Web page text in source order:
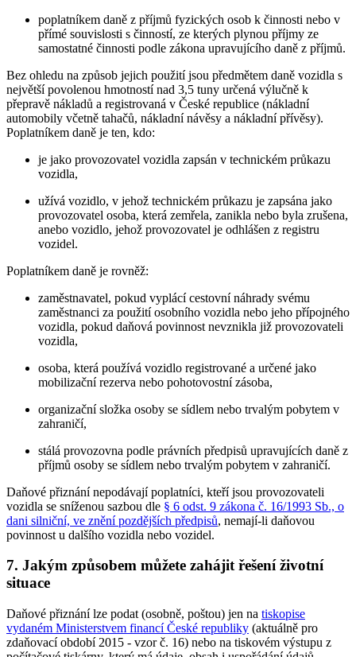
poplatníkem daně z příjmů fyzických osob k činnosti nebo v
přímé souvislosti s činností, ze kterých plynou příjmy ze
samostatné činnosti podle zákona upravujícího daně z příjmů.
Bez ohledu na způsob jejich použití jsou předmětem daně vozidla s
největší povolenou hmotností nad 3,5 tuny určená výlučně k
přepravě nákladů a registrovaná v České republice (nákladní
automobily včetně tahačů, nákladní návěsy a nákladní přívěsy).
Poplatníkem daně je ten, kdo:
je jako provozovatel vozidla zapsán v technickém průkazu
vozidla,
užívá vozidlo, v jehož technickém průkazu je zapsána jako
provozovatel osoba, která zemřela, zanikla nebo byla zrušena,
anebo vozidlo, jehož provozovatel je odhlášen z registru
vozidel.
Poplatníkem daně je rovněž:
zaměstnavatel, pokud vyplácí cestovní náhrady svému
zaměstnanci za použití osobního vozidla nebo jeho přípojného
vozidla, pokud daňová povinnost nevznikla již provozovateli
vozidla,
osoba, která používá vozidlo registrované a určené jako
mobilizační rezerva nebo pohotovostní zásoba,
organizační složka osoby se sídlem nebo trvalým pobytem v
zahraničí,
stálá provozovna podle právních předpisů upravujících daně z
příjmů osoby se sídlem nebo trvalým pobytem v zahraničí.
Daňové přiznání nepodávají poplatníci, kteří jsou provozovateli
vozidla se sníženou sazbou dle § 6 odst. 9 zákona č. 16/1993 Sb., o
dani silniční, ve znění pozdějších předpisů, nemají-li daňovou
povinnost u dalšího vozidla nebo vozidel.
7. Jakým způsobem můžete zahájit řešení životní
situace
Daňové přiznání lze podat (osobně, poštou) jen na tiskopise
vydaném Ministerstvem financí České republiky (aktuálně pro
zdaňovací období 2015 - vzor č. 16) nebo na tiskovém výstupu z